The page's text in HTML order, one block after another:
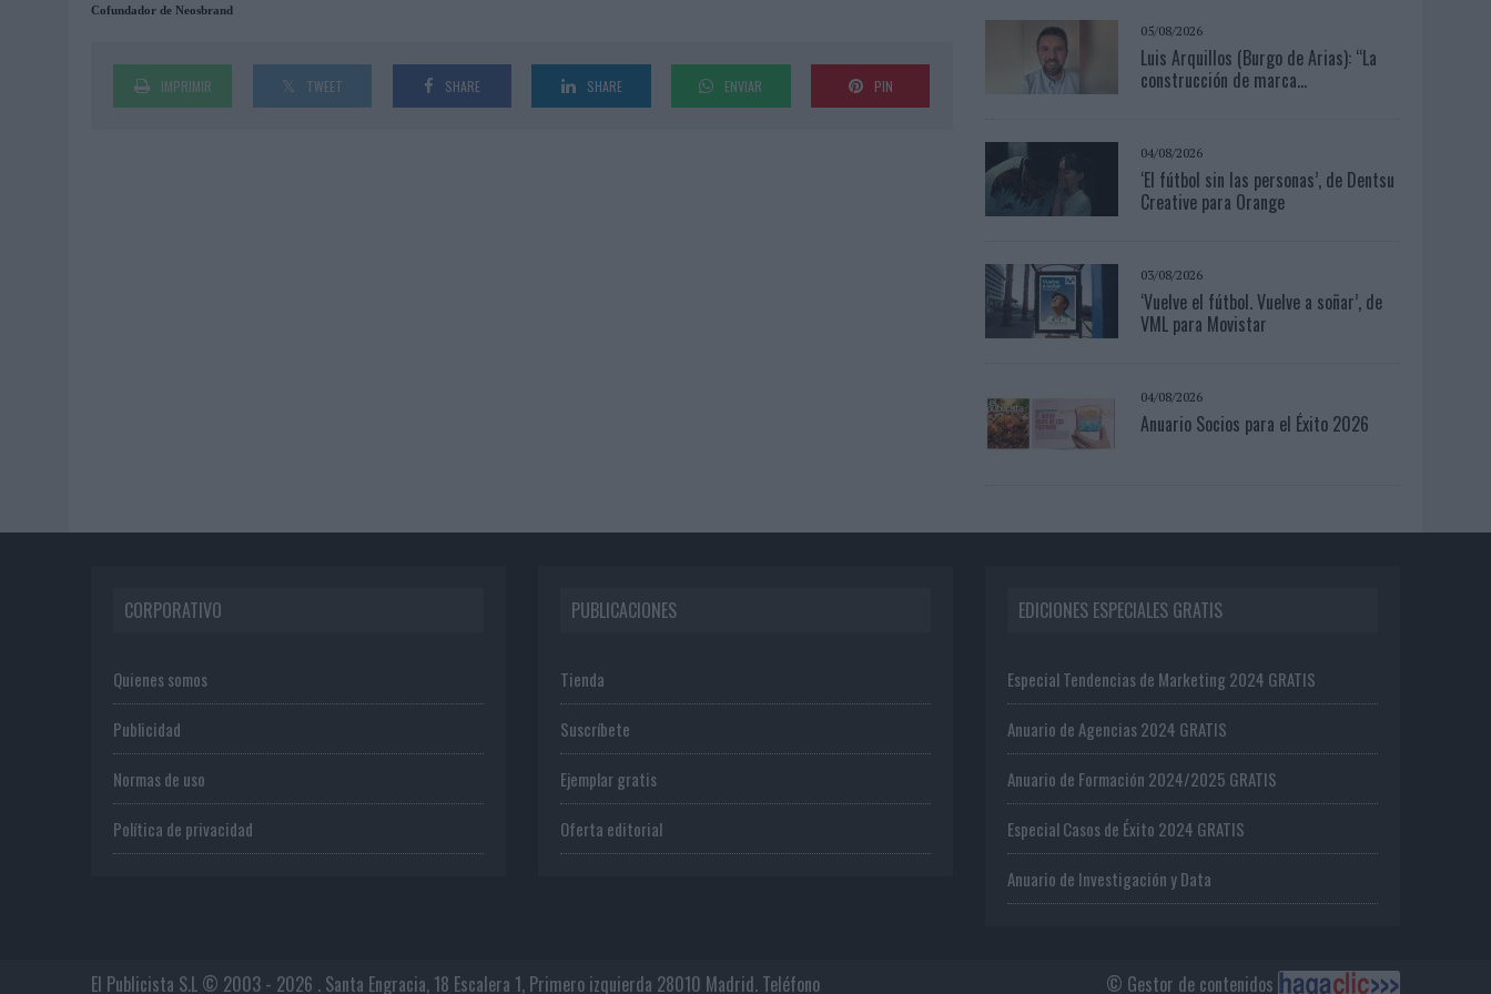
Cofundador de Neosbrand
IMPRIMIR TWEET SHARE SHARE ENVIAR PIN
05/08/2026
Luis Arquillos (Burgo de Arias): “La
construcción de marca...
04/08/2026
‘El fútbol sin las personas’, de Dentsu
Creative para Orange
03/08/2026
‘Vuelve el fútbol. Vuelve a soñar’, de
VML para Movistar
04/08/2026
Anuario Socios para el Éxito 2026
CORPORATIVO
Quienes somos
Publicidad
Normas de uso
Política de privacidad
PUBLICACIONES
Tienda
Suscríbete
Ejemplar gratis
Oferta editorial
EDICIONES ESPECIALES GRATIS
Especial Tendencias de Marketing 2024 GRATIS
Anuario de Agencias 2024 GRATIS
Anuario de Formación 2024/2025 GRATIS
Especial Casos de Éxito 2024 GRATIS
Anuario de Investigación y Data
© Gestor de contenidos
El Publicista S.L © 2003 - 2026 . Santa Engracia, 18 Escalera 1, Primero izquierda 28010 Madrid. Teléfono